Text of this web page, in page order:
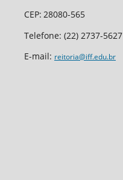
CEP: 28080-565
Telefone: (22) 2737-5627
E-mail: reitoria@iff.edu.br